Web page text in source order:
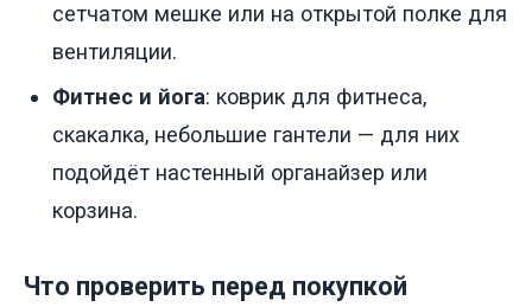
сетчатом мешке или на открытой полке для
вентиляции.
Фитнес и йога: коврик для фитнеса,
скакалка, небольшие гантели — для них
подойдёт настенный органайзер или
корзина.
Что проверить перед покупкой